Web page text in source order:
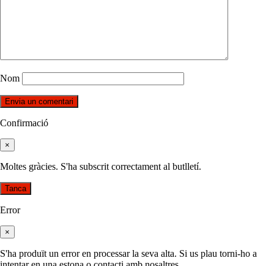
Nom
Confirmació
×
Moltes gràcies. S'ha subscrit correctament al butlletí.
Tanca
Error
×
S'ha produït un error en processar la seva alta. Si us plau torni-ho a